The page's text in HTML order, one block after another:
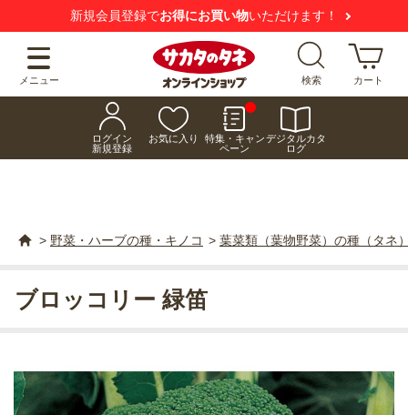
新規会員登録でお得にお買い物いただけます！
メニュー 検索 カート
ログイン
新規登録
お気に入り
特集・キャン
ペーン
デジタルカタ
ログ
> 野菜・ハーブの種・キノコ > 葉菜類（葉物野菜）の種（タネ
ブロッコリー 緑笛